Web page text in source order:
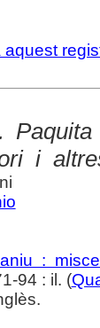
i
:
94 : il. (